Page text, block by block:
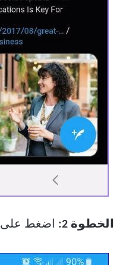
الخطوة 2: اضغط على